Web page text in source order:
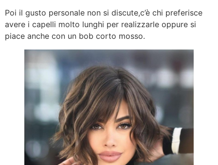
Poi il gusto personale non si discute,c’è chi preferisce
avere i capelli molto lunghi per realizzarle oppure si
piace anche con un bob corto mosso.